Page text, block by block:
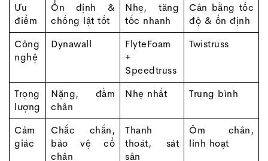
Ưu
điểm
Ổn định &
chống lật tốt
Nhẹ, tăng
tốc nhanh
Cân bằng tốc
độ & ổn định
Công
nghệ
Dynawall
FlyteFoam
+
Speedtruss
Twistruss
Trọng
lượng
Nặng, đầm
chân
Nhẹ nhất Trung bình
Cảm
giác
Chắc chắn,
bảo vệ cổ
chân
Thanh
thoát, sát
sân
Ôm chân,
linh hoạt